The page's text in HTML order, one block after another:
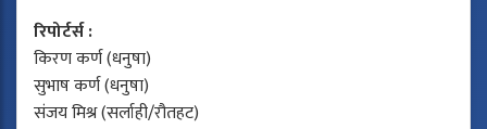
रिपोर्टर्स :
किरण कर्ण (धनुषा)
सुभाष कर्ण (धनुषा)
संजय मिश्र (सर्लाही/रौतहट)